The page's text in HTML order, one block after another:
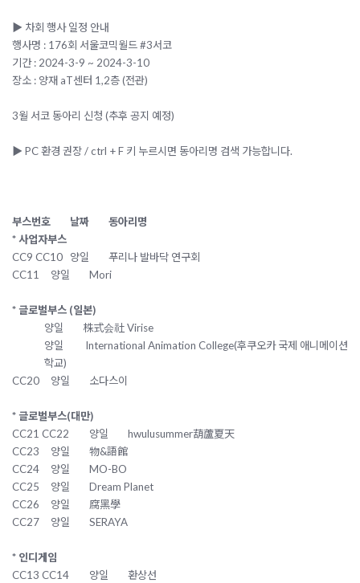
▶️ 차회 행사 일정 안내
행사명 : 176회 서울코믹월드 #3서코
기간 : 2024-3-9 ~ 2024-3-10
장소 : 양재 aT센터 1,2층 (전관)
3월 서코 동아리 신청 (추후 공지 예정)
▶️ PC 환경 권장 / ctrl + F 키 누르시면 동아리명 검색 가능합니다.
부스번호 날짜
동아리명
* 사업자부스
CC9 CC10
양일
푸리나 발바닥 연구회
CC11
양일 Mori
* 글로벌부스 (일본)
양일
株式会社 Virise
양일
International Animation College(후쿠오카 국제 애니메이션
학교)
CC20
양일 소다스이
* 글로벌부스(대만)
CC21 CC22
양일
hwulusummer葫蘆夏天
CC23
양일
物&語館
CC24
양일
MO-BO
CC25
양일
Dream Planet
CC26
양일
腐黑學
CC27
양일 SERAYA
* 인디게임
CC13 CC14
양일
환상선